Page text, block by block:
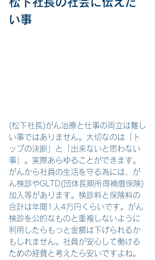
い事
(松下社長)がん治療と仕事の両立は難し
い事ではありません。大切なのは「ト
ップの決断」と「出来ないと思わない
事」。実際あらゆることができます。
がんから社員の生活を守る為には、が
ん検診やGLTD(団体長期所得補償保険)
加入等があります。検診料と保険料の
合計は年間1人4万円くらいです。がん
検診を公的なものと重複しないように
利用したらもっと金額は下げられるか
もしれません。社員が安心して働ける
ための経費と考えたら安いですよね。